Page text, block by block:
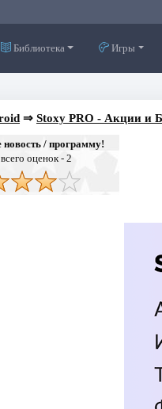
Библиотека Игры
⇒ Stoxy PRO - Акции и
новость / программу!
оценок -2